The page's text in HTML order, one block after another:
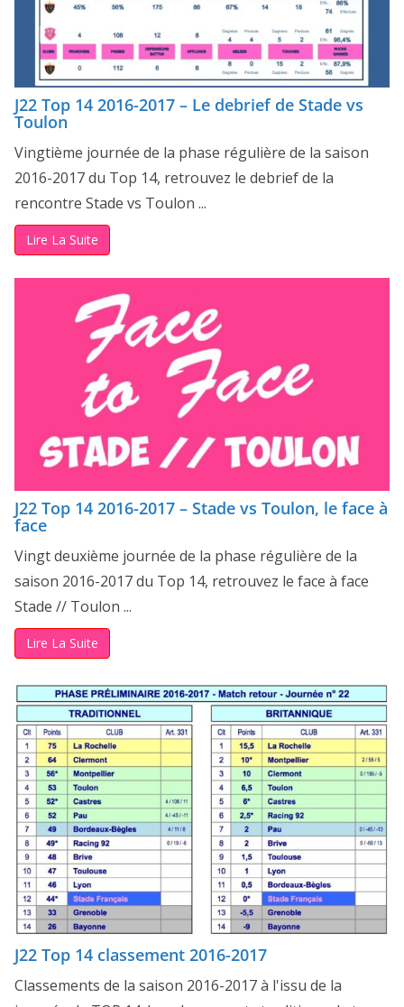
J22 Top 14 2016-2017 – Le debrief de Stade vs
Toulon
Vingtième journée de la phase régulière de la saison
2016-2017 du Top 14, retrouvez le debrief de la
rencontre Stade vs Toulon ...
Lire La Suite
J22 Top 14 2016-2017 – Stade vs Toulon, le face à
face
Vingt deuxième journée de la phase régulière de la
saison 2016-2017 du Top 14, retrouvez le face à face
Stade // Toulon ...
Lire La Suite
J22 Top 14 classement 2016-2017
Classements de la saison 2016-2017 à l'issu de la